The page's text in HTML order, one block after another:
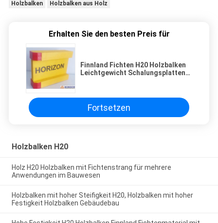
Holzbalken Holzbalken aus Holz
Erhalten Sie den besten Preis für
Finnland Fichten H20 Holzbalken
Leichtgewicht Schalungsplatten
Fortsetzen
Holzbalken H20
Holz H20 Holzbalken mit Fichtenstrang für mehrere
Anwendungen im Bauwesen
Holzbalken mit hoher Steifigkeit H20, Holzbalken mit hoher
Festigkeit Holzbalken Gebäudebau